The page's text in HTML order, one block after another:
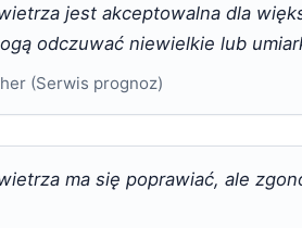
jest akceptowalna dla
odczuwać niewielkie lub
(Serwis prognoz)
ma się poprawiać, ale